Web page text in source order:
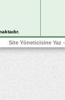
Site Yöneticisine Yaz